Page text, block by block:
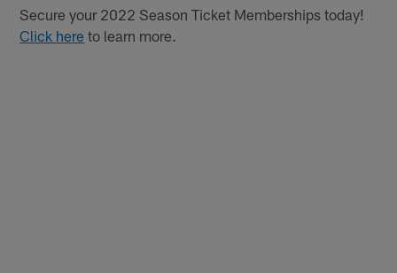
Secure your 2022 Season Ticket Memberships today!
Click here to learn more.